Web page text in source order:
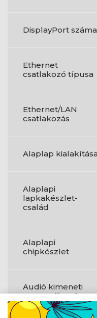
DisplayPort száma
Ethernet
csatlakozó típusa
Ethernet/LAN
csatlakozás
Alaplap kialakítása
Alaplapi
lapkakészlet-
család
Alaplapi
chipkészlet
Audió kimeneti
csatornák száma